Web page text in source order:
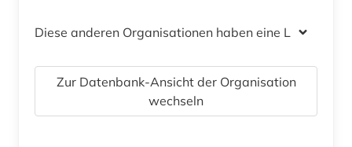
Diese anderen Organisationen haben eine Lizenz
Zur Datenbank-Ansicht der Organisation
wechseln